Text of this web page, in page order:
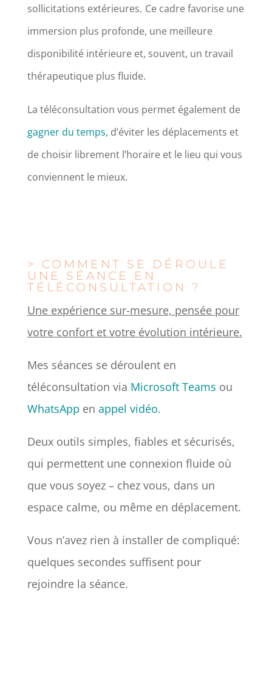
sollicitations extérieures. Ce cadre favorise une
immersion plus profonde, une meilleure
disponibilité intérieure et, souvent, un travail
thérapeutique plus fluide.
La téléconsultation vous permet également de
gagner du temps, d’éviter les déplacements et
de choisir librement l’horaire et le lieu qui vous
conviennent le mieux.
> COMMENT SE DÉROULE
UNE SÉANCE EN
TÉLÉCONSULTATION ?
Une expérience sur-mesure, pensée pour
votre confort et votre évolution intérieure.
Mes séances se déroulent en
téléconsultation via Microsoft Teams ou
WhatsApp en appel vidéo.
Deux outils simples, fiables et sécurisés,
qui permettent une connexion fluide où
que vous soyez – chez vous, dans un
espace calme, ou même en déplacement.
Vous n’avez rien à installer de compliqué:
quelques secondes suffisent pour
rejoindre la séance.